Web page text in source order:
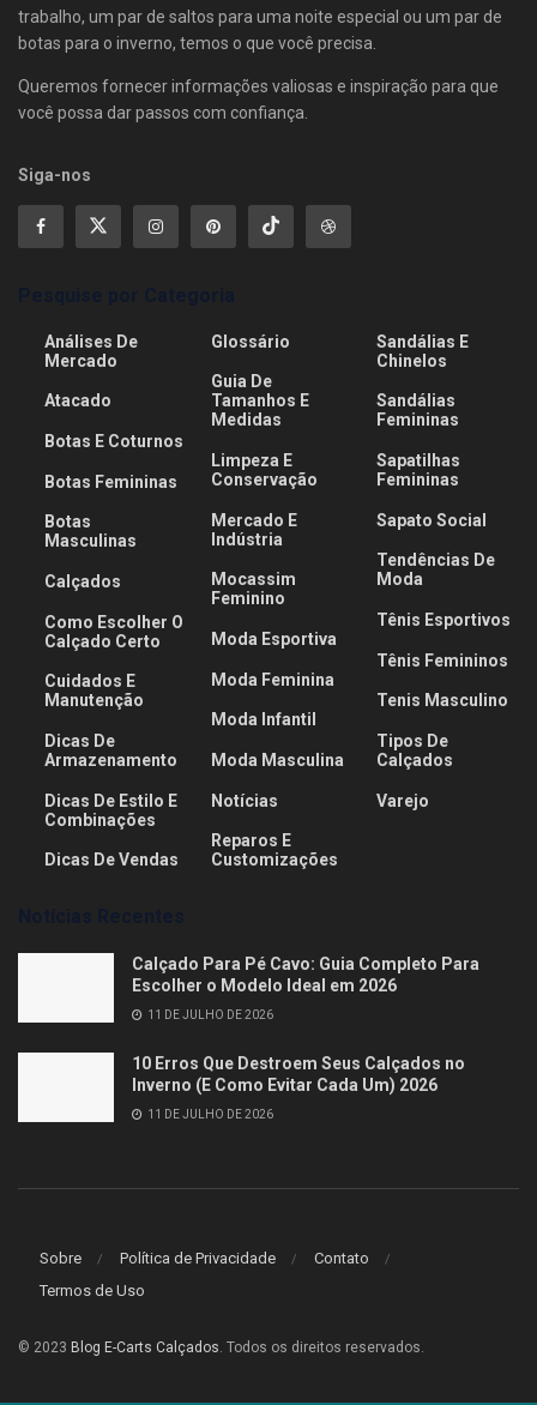
trabalho, um par de saltos para uma noite especial ou um par de
botas para o inverno, temos o que você precisa.
Queremos fornecer informações valiosas e inspiração para que
você possa dar passos com confiança.
Siga-nos
Análises De
Mercado
Atacado
Botas E Coturnos
Botas Femininas
Botas
Masculinas
Calçados
Como Escolher O
Calçado Certo
Cuidados E
Manutenção
Dicas De
Armazenamento
Dicas De Estilo E
Combinações
Dicas De Vendas
Glossário
Guia De
Tamanhos E
Medidas
Limpeza E
Conservação
Mercado E
Indústria
Mocassim
Feminino
Moda Esportiva
Moda Feminina
Moda Infantil
Moda Masculina
Notícias
Reparos E
Customizações
Sandálias E
Chinelos
Sandálias
Femininas
Sapatilhas
Femininas
Sapato Social
Tendências De
Moda
Tênis Esportivos
Tênis Femininos
Tenis Masculino
Tipos De
Calçados
Varejo
Calçado Para Pé Cavo: Guia Completo Para
Escolher o Modelo Ideal em 2026
11 DE JULHO DE 2026
10 Erros Que Destroem Seus Calçados no
Inverno (E Como Evitar Cada Um) 2026
11 DE JULHO DE 2026
Sobre Política de Privacidade
Contato
Termos de Uso
© 2023 Blog E-Carts Calçados. Todos os direitos reservados.